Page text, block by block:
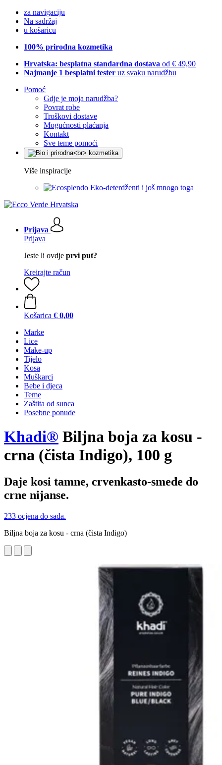
za navigaciju
Na sadržaj
u košaricu
100% prirodna kozmetika
Hrvatska: besplatna standardna dostava od € 49,90
Najmanje 1 besplatni tester uz svaku narudžbu
Pomoć
Gdje je moja narudžba?
Povrat robe
Troškovi dostave
Mogućnosti plaćanja
Kontakt
Sve teme pomoći
Više inspiracije
Eko-deterdženti i još mnogo toga
Prijava
Prijava
Jeste li ovdje prvi put?
Kreirajte račun
Košarica € 0,00
Marke
Lice
Make-up
Tijelo
Kosa
Muškarci
Bebe i djeca
Teme
Zaštita od sunca
Posebne ponude
Khadi® Biljna boja za kosu -
crna (čista Indigo), 100 g
Daje kosi tamne, crvenkasto-smeđe do
crne nijanse.
233 ocjena do sada.
Biljna boja za kosu - crna (čista Indigo)